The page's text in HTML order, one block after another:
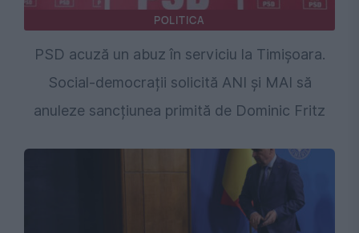
POLITICA
PSD acuză un abuz în serviciu la Timișoara.
Social-democrații solicită ANI și MAI să
anuleze sancțiunea primită de Dominic Fritz